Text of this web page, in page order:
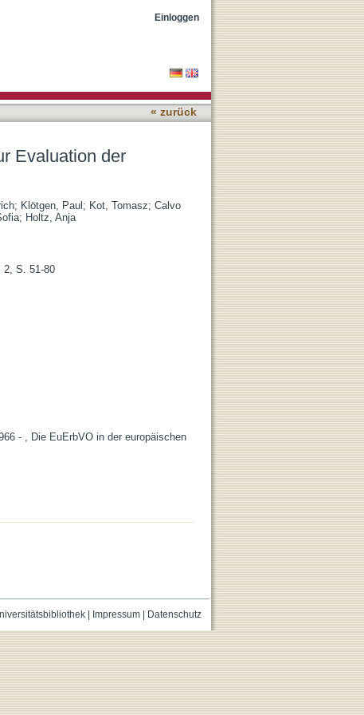
Einloggen
« zurück
Evaluation der
; Klötgen, Paul ; Kot, Tomasz; Calvo
; Holtz, Anja
2, S. 51-80
- , Die EuErbVO in der europäischen
| Impressum| Datenschutz